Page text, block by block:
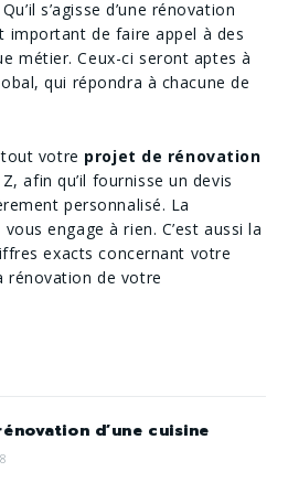
s’agisse d’une rénovation
important de faire appel à des
métier. Ceux-ci seront aptes à
qui répondra à chacune de
votre projet de rénovation
afin qu’il fournisse un devis
personnalisé​. La
engage à rien. C’est aussi la
exacts concernant votre
rénovation de votre
d’une cuisine